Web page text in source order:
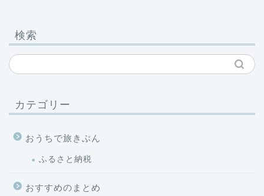
検索
カテゴリー
おうちで旅きぶん
ふるさと納税
おすすめのまとめ